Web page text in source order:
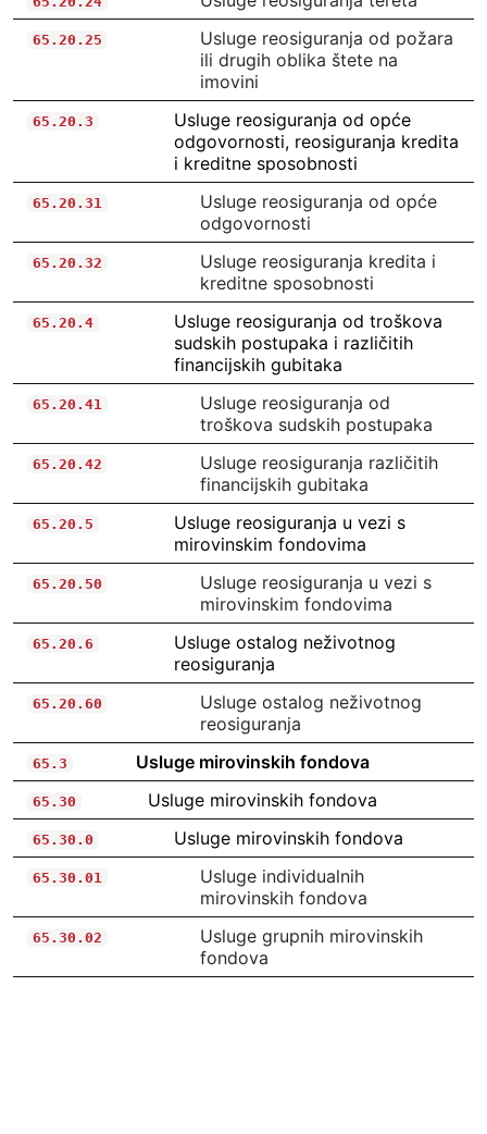
65.20.25
Usluge reosiguranja od požara
ili drugih oblika štete na
imovini
65.20.3
Usluge reosiguranja od opće
odgovornosti, reosiguranja kredita
i kreditne sposobnosti
65.20.31
Usluge reosiguranja od opće
odgovornosti
65.20.32
Usluge reosiguranja kredita i
kreditne sposobnosti
65.20.4
Usluge reosiguranja od troškova
sudskih postupaka i različitih
financijskih gubitaka
65.20.41
Usluge reosiguranja od
troškova sudskih postupaka
65.20.42
Usluge reosiguranja različitih
financijskih gubitaka
65.20.5
Usluge reosiguranja u vezi s
mirovinskim fondovima
65.20.50
Usluge reosiguranja u vezi s
mirovinskim fondovima
65.20.6
Usluge ostalog neživotnog
reosiguranja
65.20.60
Usluge ostalog neživotnog
reosiguranja
65.3 Usluge mirovinskih fondova
65.30 Usluge mirovinskih fondova
65.30.0 Usluge mirovinskih fondova
65.30.01
Usluge individualnih
mirovinskih fondova
65.30.02
Usluge grupnih mirovinskih
fondova